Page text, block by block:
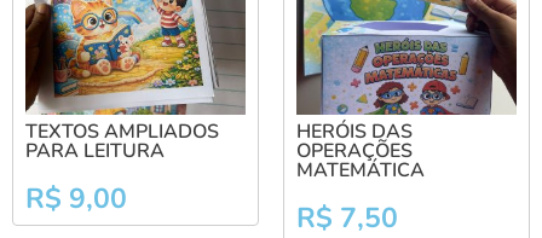
TEXTOS AMPLIADOS
PARA LEITURA
R$ 9,00
HERÓIS DAS
OPERAÇÕES
MATEMÁTICA
R$ 7,50